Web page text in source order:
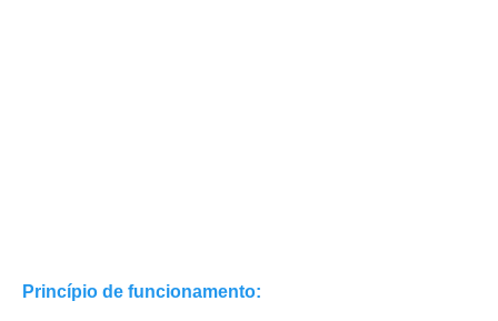
Princípio de funcionamento: